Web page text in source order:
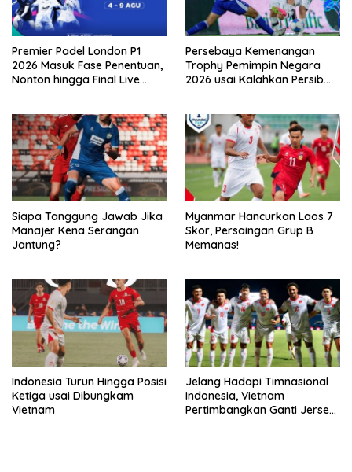
Premier Padel London P1
2026 Masuk Fase Penentuan,
Nonton hingga Final Live
Persebaya Kemenangan
Trophy Pemimpin Negara
2026 usai Kalahkan Persib
Siapa Tanggung Jawab Jika
Manajer Kena Serangan
Jantung?
Myanmar Hancurkan Laos 7
Skor, Persaingan Grup B
Memanas!
Indonesia Turun Hingga Posisi
Ketiga usai Dibungkam
Vietnam
Jelang Hadapi Timnasional
Indonesia, Vietnam
Pertimbangkan Ganti Jersey